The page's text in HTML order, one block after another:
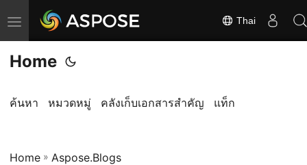
ส
ลั
บ
า
ท
Thai
Home
ค้นหา หมวดหมู่ คลังเก็บเอกสารสำคัญ แท็ก
Home » Aspose.Blogs